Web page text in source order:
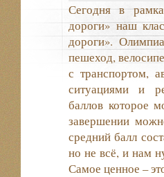
Сегодня в
дороги» наш
дороги».
пешеход,
с транспортом,
ситуациями и
баллов которое
завершении
средний балл
но не всё, и нам
Самое ценное –